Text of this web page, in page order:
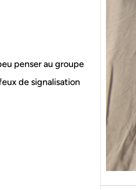
penser au groupe
de signalisation